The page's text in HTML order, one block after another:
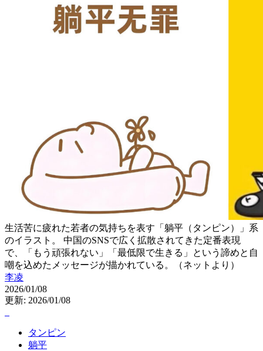
生活苦に疲れた若者の気持ちを表す「躺平（タンピン）」系
のイラスト。 中国のSNSで広く拡散されてきた定番表現
で、「もう頑張れない」「最低限で生きる」という諦めと自
嘲を込めたメッセージが描かれている。（ネットより）
李凌
2026/01/08
更新: 2026/01/08
タンピン
躺平